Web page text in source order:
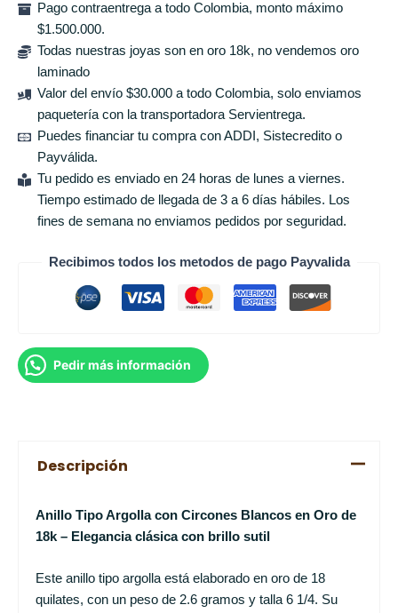
Pago contraentrega a todo Colombia, monto máximo
$1.500.000.
Todas nuestras joyas son en oro 18k, no vendemos oro
laminado
Valor del envío $30.000 a todo Colombia, solo enviamos
paquetería con la transportadora Servientrega.
Puedes financiar tu compra con ADDI, Sistecredito o
Payválida.
Tu pedido es enviado en 24 horas de lunes a viernes.
Tiempo estimado de llegada de 3 a 6 días hábiles. Los
fines de semana no enviamos pedidos por seguridad.
Recibimos todos los metodos de pago Payvalida
Pedir más información
Descripción
Anillo Tipo Argolla con Circones Blancos en Oro de
18k – Elegancia clásica con brillo sutil
Este anillo tipo argolla está elaborado en oro de 18
quilates, con un peso de 2.6 gramos y talla 6 1/4. Su